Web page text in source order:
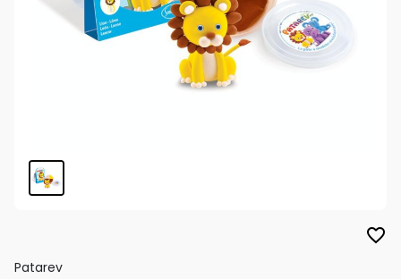
favorite_border
Patarev